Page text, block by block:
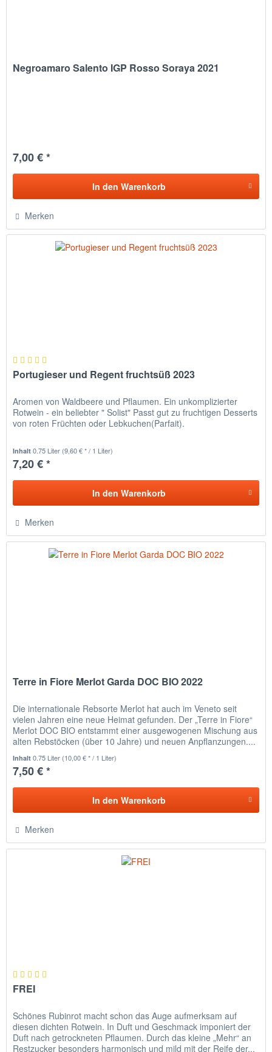
Negroamaro Salento IGP Rosso Soraya 2021
7,00 € *
In den Warenkorb
Merken
Portugieser und Regent fruchtsüß 2023
Aromen von Waldbeere und Pflaumen. Ein unkomplizierter
Rotwein - ein beliebter " Solist" Passt gut zu fruchtigen Desserts
von roten Früchten oder Lebkuchen(Parfait).
Inhalt0.75 Liter (9,60 € * / 1 Liter)
7,20 € *
In den Warenkorb
Merken
Terre in Fiore Merlot Garda DOC BIO 2022
Die internationale Rebsorte Merlot hat auch im Veneto seit
vielen Jahren eine neue Heimat gefunden. Der „Terre in Fiore“
Merlot DOC BIO entstammt einer ausgewogenen Mischung aus
alten Rebstöcken (über 10 Jahre) und neuen Anpflanzungen....
Inhalt0.75 Liter (10,00 € * / 1 Liter)
7,50 € *
In den Warenkorb
Merken
FREI
Schönes Rubinrot macht schon das Auge aufmerksam auf
diesen dichten Rotwein. In Duft und Geschmack imponiert der
Duft nach getrockneten Pflaumen. Durch das kleine „Mehr“ an
Restzucker besonders harmonisch und mild mit der Reife der...